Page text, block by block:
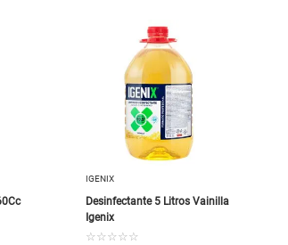
IGENIX
Desinfectante 5 Litros Vainilla
Igenix
☆ ☆ ☆ ☆ ☆